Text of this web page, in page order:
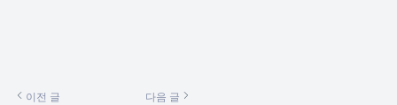
이전 글 다음 글